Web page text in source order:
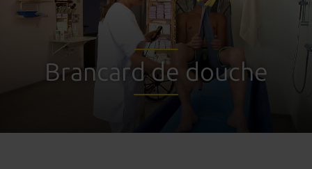
Brancard de douche